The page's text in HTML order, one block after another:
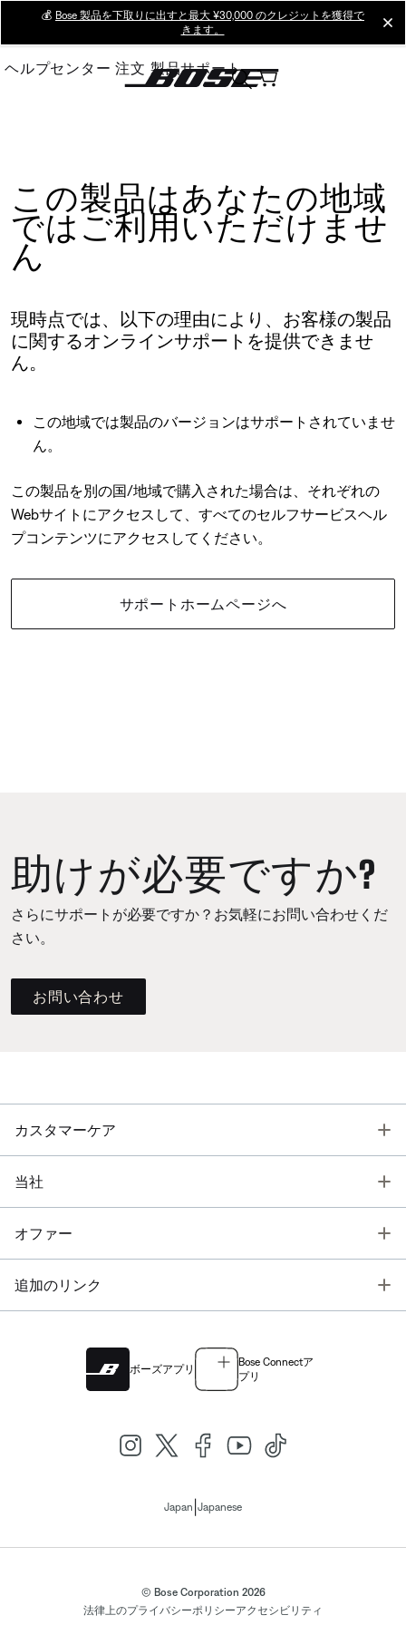
Main
💰 Bose 製品を下取りに出すと最大 ¥30,000 のクレジットを獲得で
きます。
ヘルプセンター 注文 製品サポート
この製品はあなたの地域
ではご利用いただけませ
ん
現時点では、以下の理由により、お客様の製品
に関するオンラインサポートを提供できませ
ん。
この地域では製品のバージョンはサポートされていませ
ん。
この製品を別の国/地域で購入された場合は、それぞれの
Webサイトにアクセスして、すべてのセルフサービスヘル
プコンテンツにアクセスしてください。
サポートホームページへ
助けが必要ですか?
さらにサポートが必要ですか？お気軽にお問い合わせくだ
さい。
お問い合わせ
カスタマーケア
当社
オファー
追加のリンク
ボーズアプリ
Bose Connectア
プリ
Japan Japanese
© Bose Corporation 2026
法律上のプライバシーポリシーアクセシビリティ